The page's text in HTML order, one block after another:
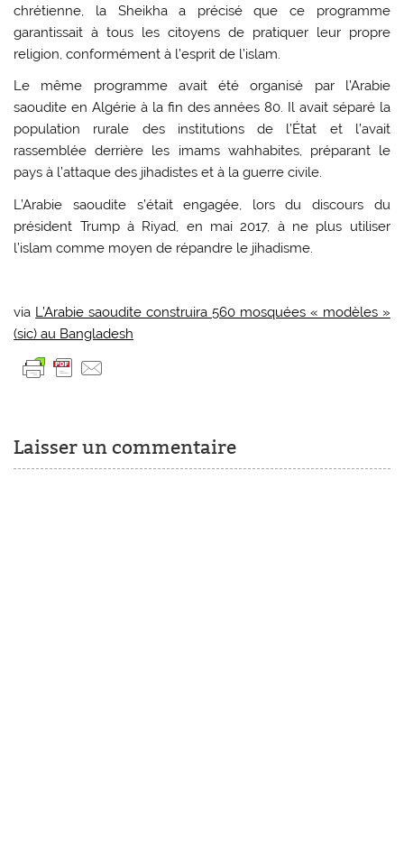
chrétienne, la Sheikha a précisé que ce programme
garantissait à tous les citoyens de pratiquer leur propre
religion, conformément à l’esprit de l’islam.
Le même programme avait été organisé par l’Arabie
saoudite en Algérie à la fin des années 80. Il avait séparé la
population rurale des institutions de l’État et l’avait
rassemblée derrière les imams wahhabites, préparant le
pays à l’attaque des jihadistes et à la guerre civile.
L’Arabie saoudite s’était engagée, lors du discours du
président Trump à Riyad, en mai 2017, à ne plus utiliser
l’islam comme moyen de répandre le jihadisme.
via L’Arabie saoudite construira 560 mosquées « modèles »
(sic) au Bangladesh
Laisser un commentaire